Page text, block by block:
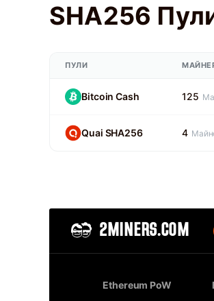
SHA256
ПУЛИ
Bitcoin Cash 125
Quai SHA256 4
2MINERS.COM
Ethereum PoW